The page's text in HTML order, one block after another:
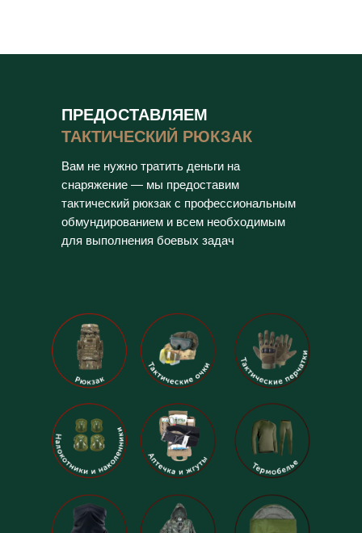
ПРЕДОСТАВЛЯЕМ
ТАКТИЧЕСКИЙ РЮКЗАК
Вам не нужно тратить деньги на
снаряжение — мы предоставим
тактический рюкзак с профессиональным
обмундированием и всем необходимым
для выполнения боевых задач